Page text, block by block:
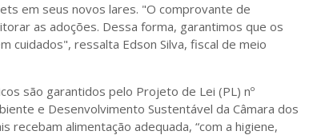
em seus novos lares. "O comprovante de
as adoções. Dessa forma, garantimos que os
cuidados", ressalta Edson Silva, fiscal de meio
são garantidos pelo Projeto de Lei (PL) nº
e Desenvolvimento Sustentável da Câmara dos
recebam alimentação adequada, “com a higiene,